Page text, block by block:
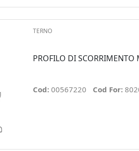
TERNO
PROFILO DI SCORRIMENTO
Cod: 00567220 Cod For: